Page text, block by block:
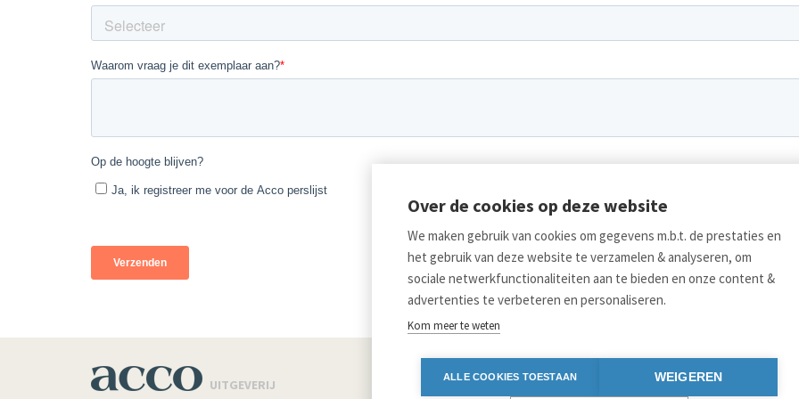
UITGEVERIJ
Links
Over de cookies op deze website
We maken gebruik van cookies om gegevens m.b.t. de prestaties en
het gebruik van deze website te verzamelen & analyseren, om
sociale netwerkfunctionaliteiten aan te bieden en onze content &
advertenties te verbeteren en personaliseren.
Kom meer te weten
ALLE COOKIES TOESTAAN WEIGEREN